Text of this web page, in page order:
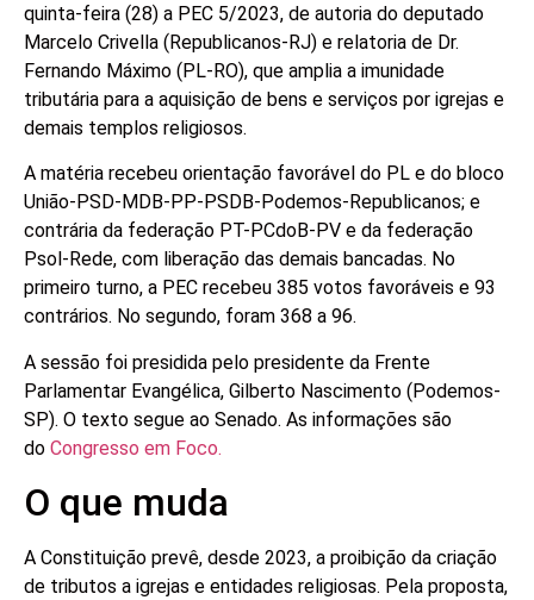
quinta-feira (28) a PEC 5/2023, de autoria do deputado
Marcelo Crivella (Republicanos-RJ) e relatoria de Dr.
Fernando Máximo (PL-RO), que amplia a imunidade
tributária para a aquisição de bens e serviços por igrejas e
demais templos religiosos.
A matéria recebeu orientação favorável do PL e do bloco
União-PSD-MDB-PP-PSDB-Podemos-Republicanos; e
contrária da federação PT-PCdoB-PV e da federação
Psol-Rede, com liberação das demais bancadas. No
primeiro turno, a PEC recebeu 385 votos favoráveis e 93
contrários. No segundo, foram 368 a 96.
A sessão foi presidida pelo presidente da Frente
Parlamentar Evangélica, Gilberto Nascimento (Podemos-
SP). O texto segue ao Senado. As informações são
do Congresso em Foco.
O que muda
A Constituição prevê, desde 2023, a proibição da criação
de tributos a igrejas e entidades religiosas. Pela proposta,